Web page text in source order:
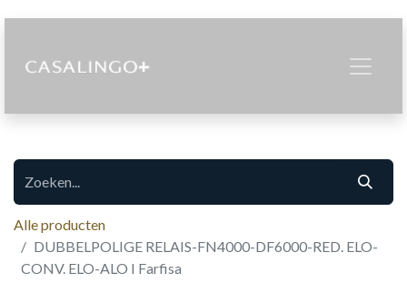
Alle producten
DUBBELPOLIGE RELAIS-FN4000-DF6000-RED. ELO-
CONV. ELO-ALO I Farfisa